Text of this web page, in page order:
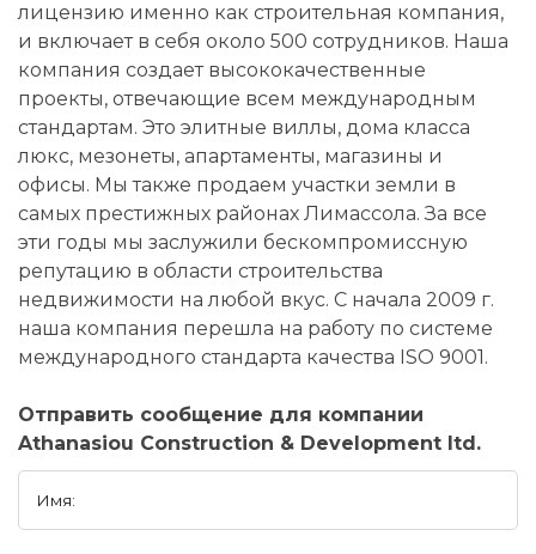
лицензию именно как строительная компания,
и включает в себя около 500 сотрудников. Наша
компания создает высококачественные
проекты, отвечающие всем международным
стандартам. Это элитные виллы, дома класса
люкс, мезонеты, апартаменты, магазины и
офисы. Мы также продаем участки земли в
самых престижных районах Лимассола. За все
эти годы мы заслужили бескомпромиссную
репутацию в области строительства
недвижимости на любой вкус. С начала 2009 г.
наша компания перешла на работу по системе
международного стандарта качества ISO 9001.
Отправить сообщение для компании
Athanasiou Construction & Development ltd.
Имя: